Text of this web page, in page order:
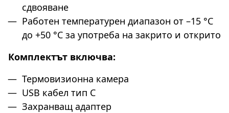
сдвояване
Работен температурен диапазон от –15 °C
до +50 °C за употреба на закрито и открито
Комплектът включва:
Термовизионна камера
USB кабел тип C
Захранващ адаптер